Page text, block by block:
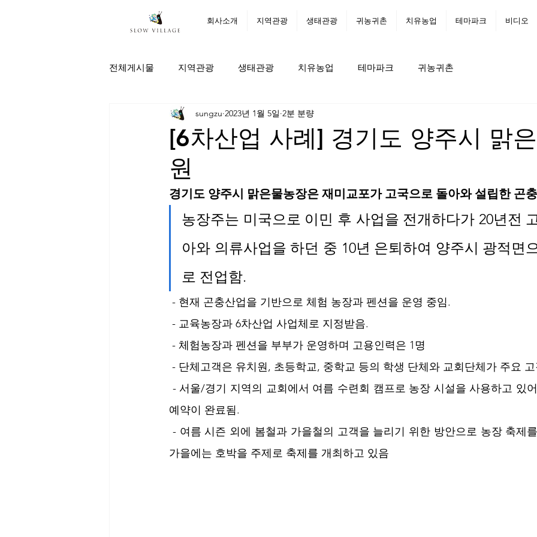
회사소개 지역관광 생태관광 귀농귀촌 치유농업 테마파크 비디오
전체게시물 지역관광 생태관광 치유농업 테마파크 귀농귀촌
[6차산업 사례] 경기도 양주시 맑
원
sungzu 2023년 1월 5일 2분 분량
경기도 양주시 맑은물농장은 재미교포가 고국으로 돌아와 설립한 곤
농장주는 미국으로 이민 후 사업을 전개하다가 20년전
아와 의류사업을 하던 중 10년 은퇴하여 양주시 광적면
로 전업함.
- 현재 곤충산업을 기반으로 체험 농장과 펜션을 운영 중임.
- 교육농장과 6차산업 사업체로 지정받음.
- 체험농장과 펜션을 부부가 운영하며 고용인력은 1명
- 단체고객은 유치원, 초등학교, 중학교 등의 학생 단체와 교회단체가 주요
예약이 완료됨.
가을에는 호박을 주제로 축제를 개최하고 있음